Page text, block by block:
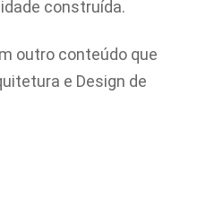
construída.
outro conteúdo que
e Design de